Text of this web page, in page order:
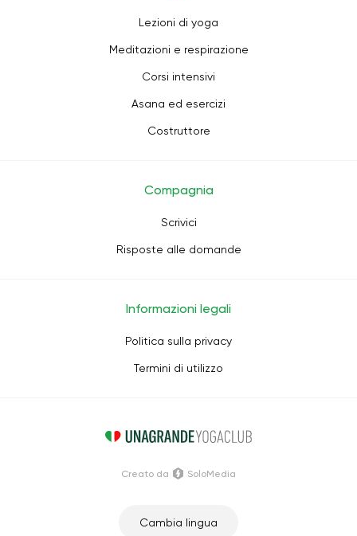
Lezioni di yoga
Meditazioni e respirazione
Corsi intensivi
Asana ed esercizi
Costruttore
Compagnia
Scrivici
Risposte alle domande
Informazioni legali
Politica sulla privacy
Termini di utilizzo
Cambia lingua
Creato da SoloMedia